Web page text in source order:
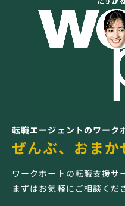
転職エージェントのワーク
ぜんぶ、おまか
ワークポートの転職支援サ
まずはお気軽にご相談くだ